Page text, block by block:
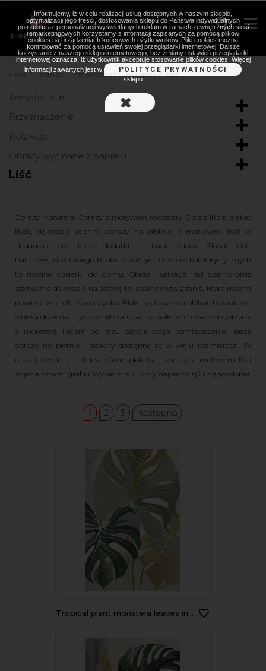
OBRAZY TEMATYCZNIE
Tematycznie
Przeznaczenie
Kolekcje
Obrazy wycinane z papieru
Liść
Obrazy Monstera, Obrazy z motywem monstery, Obraz liście, plakat
liście, dekoracje ścienne obrazy na płótnie z motywem liści to
eleganckie botaniczne dodatki na twoje ściany. Plakat liście
Palmowe, liście Ginkgo Biloba w różnych odsłonach kolorystycznych
to modne dodatki do domu. Obraz ilustracje liści czarno-białe
estetyczne dekoracje na ścianę to idealne rozwiązanie, które można
powiesić w strefie wypoczynku. Plakaty obrazy na płótnie botaniczne
wniosą dozę natury do wnętrza. Czarno-białe, kolorowe, złote, obrazy
z monsterą, liściem od razu ożywią twoje pomieszczenie. Nasze
obrazy na płótnie i plakaty dostępne są w wielu rozmiarach. W
naszej ofercie znajdziesz różne plakaty i obrazy z motywem liści
zdjęcia, szkice i grafiki. Wybierz taki, który najbardziej Ci się spodoba!
1 2 3 następna
Tropical plant monstera leaves in abstract artwork
Informujemy, iż w celu realizacji usług dostępnych w naszym sklepie,
optymalizacji jego treści, dostosowania sklepu do Państwa indywidualnych
potrzeb oraz personalizacji wyświetlanych reklam w ramach zewnętrznych sieci
remarketingowych korzystamy z informacji zapisanych za pomocą plików
cookies na urządzeniach końcowych użytkowników. Pliki cookies można
kontrolować za pomocą ustawień swojej przeglądarki internetowej. Dalsze
korzystanie z naszego sklepu internetowego, bez zmiany ustawień przeglądarki
internetowej oznacza, iż użytkownik akceptuje stosowanie plików cookies. Więcej
informacji zawartych jest w
POLITYCE PRYWATNOŚCI
sklepu.